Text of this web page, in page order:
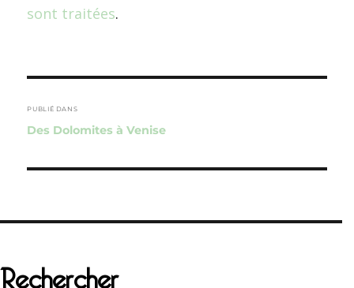
sont traitées.
de
l’article
PUBLIÉ DANS
Des Dolomites à Venise
Rechercher